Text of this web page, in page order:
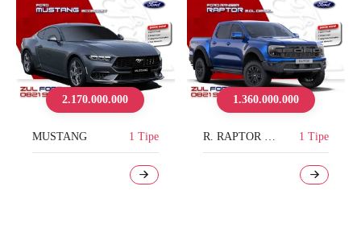
2.170.000.000
MUSTANG 1 Tipe
1.360.000.000
1 Tipe